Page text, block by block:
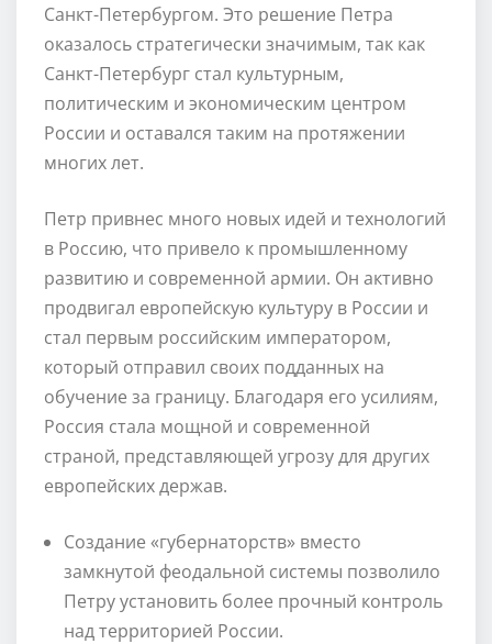
Санкт-Петербургом. Это решение Петра
оказалось стратегически значимым, так как
Санкт-Петербург стал культурным,
политическим и экономическим центром
России и оставался таким на протяжении
многих лет.
Петр привнес много новых идей и технологий
в Россию, что привело к промышленному
развитию и современной армии. Он активно
продвигал европейскую культуру в России и
стал первым российским императором,
который отправил своих подданных на
обучение за границу. Благодаря его усилиям,
Россия стала мощной и современной
страной, представляющей угрозу для других
европейских держав.
Создание «губернаторств» вместо
замкнутой феодальной системы позволило
Петру установить более прочный контроль
над территорией России.